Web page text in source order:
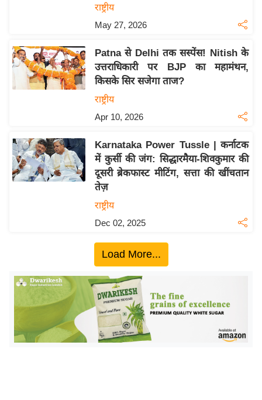
बे
मि
सा
ख्सि
य
त
हि
ग
त
राष्ट्रीय
May 27, 2026
Patna से Delhi तक सस्पेंस! Nitish के
उत्तराधिकारी पर BJP का महामंथन,
किसके सिर सजेगा ताज?
राष्ट्रीय
Apr 10, 2026
Karnataka Power Tussle | कर्नाटक
में कुर्सी की जंग: सिद्धारमैया-शिवकुमार की
दूसरी ब्रेकफास्ट मीटिंग, सत्ता की खींचतान
तेज़
राष्ट्रीय
Dec 02, 2025
Load More...